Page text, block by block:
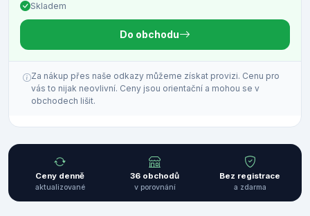
Skladem
Do obchodu
Za nákup přes naše odkazy můžeme získat provizi. Cenu pro
vás to nijak neovlivní. Ceny jsou orientační a mohou se v
obchodech lišit.
Ceny denně
aktualizované
36 obchodů
v porovnání
Bez registrace
a zdarma